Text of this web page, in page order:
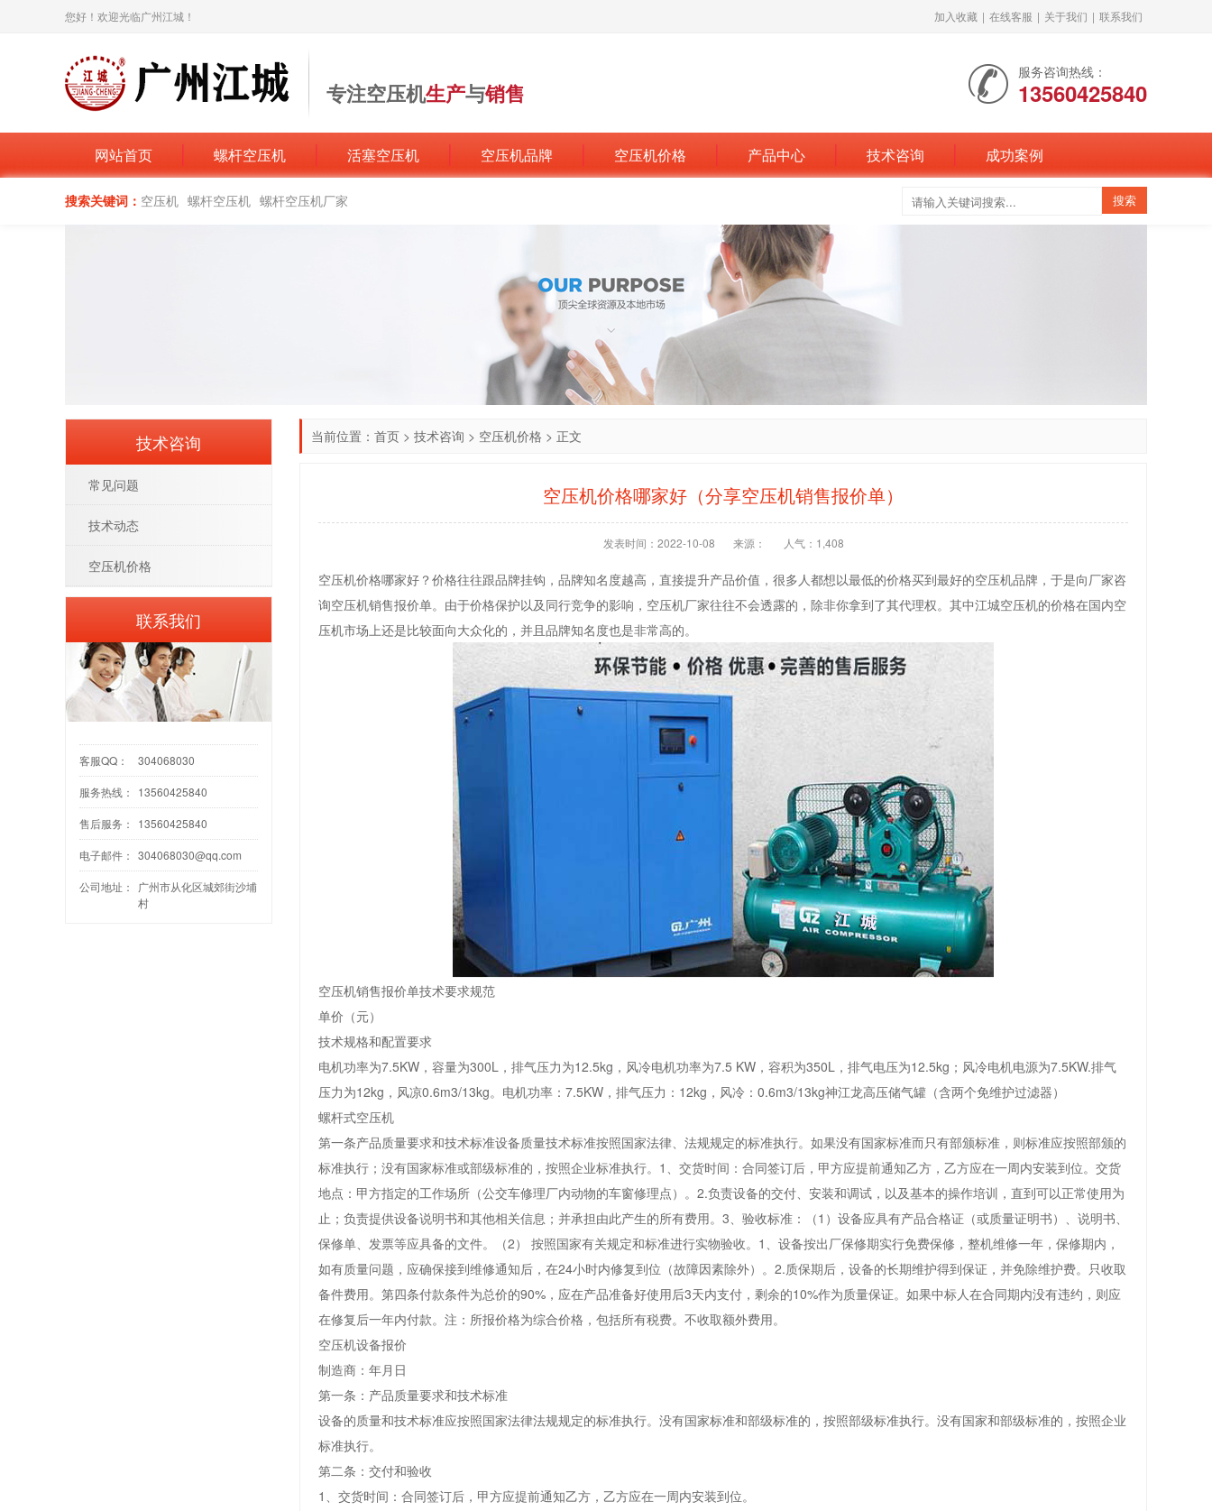
您好！欢迎光临广州江城！ 加入收藏 | 在线客服 | 关于我们 | 联系我们
专注空压机生产与销售
打造空压机行业领军品牌
服务咨询热线：
13560425840
网站首页 螺杆空压机 活塞空压机 空压机品牌 空压机价格 产品中心 技术咨询 成功案例
搜索关键词： 空压机 螺杆空压机 螺杆空压机厂家
当前位置： 首页 > 技术咨询 > 空压机价格 > 正文
空压机价格哪家好（分享空压机销售报价单）
发表时间：2022-10-08 来源： 人气：1,408
空压机价格哪家好？价格往往跟品牌挂钩，品牌知名度越高，直接提升产品价值，很多人都想以最低的价格买到最好的空压机品牌，于是向厂家咨
询空压机销售报价单。由于价格保护以及同行竞争的影响，空压机厂家往往不会透露的，除非你拿到了其代理权。其中江城空压机的价格在国内空
压机市场上还是比较面向大众化的，并且品牌知名度也是非常高的。
空压机销售报价单技术要求规范
单价（元）
技术规格和配置要求
电机功率为7.5KW，容量为300L，排气压力为12.5kg，风冷电机功率为7.5 KW，容积为350L，排气电压为12.5kg；风冷电机电源为7.5KW.排气
压力为12kg，风凉0.6m3/13kg。电机功率：7.5KW，排气压力：12kg，风冷：0.6m3/13kg神江龙高压储气罐（含两个免维护过滤器）
螺杆式空压机
第一条产品质量要求和技术标准设备质量技术标准按照国家法律、法规规定的标准执行。如果没有国家标准而只有部颁标准，则标准应按照部颁的
标准执行；没有国家标准或部级标准的，按照企业标准执行。1、交货时间：合同签订后，甲方应提前通知乙方，乙方应在一周内安装到位。交货
地点：甲方指定的工作场所（公交车修理厂内动物的车窗修理点）。2.负责设备的交付、安装和调试，以及基本的操作培训，直到可以正常使用为
止；负责提供设备说明书和其他相关信息；并承担由此产生的所有费用。3、验收标准：（1）设备应具有产品合格证（或质量证明书）、说明书、
保修单、发票等应具备的文件。（2） 按照国家有关规定和标准进行实物验收。1、设备按出厂保修期实行免费保修，整机维修一年，保修期内，
如有质量问题，应确保接到维修通知后，在24小时内修复到位（故障因素除外）。2.质保期后，设备的长期维护得到保证，并免除维护费。只收取
备件费用。第四条付款条件为总价的90%，应在产品准备好使用后3天内支付，剩余的10%作为质量保证。如果中标人在合同期内没有违约，则应
在修复后一年内付款。注：所报价格为综合价格，包括所有税费。不收取额外费用。
空压机设备报价
制造商：年月日
第一条：产品质量要求和技术标准
设备的质量和技术标准应按照国家法律法规规定的标准执行。没有国家标准和部级标准的，按照部级标准执行。没有国家和部级标准的，按照企业
标准执行。
第二条：交付和验收
1、交货时间：合同签订后，甲方应提前通知乙方，乙方应在一周内安装到位。
技术咨询
常见问题
技术动态
空压机价格
联系我们
客服QQ： 304068030
服务热线： 13560425840
售后服务： 13560425840
电子邮件： 304068030@qq.com
公司地址：
广州市从化区城郊街沙埔
村